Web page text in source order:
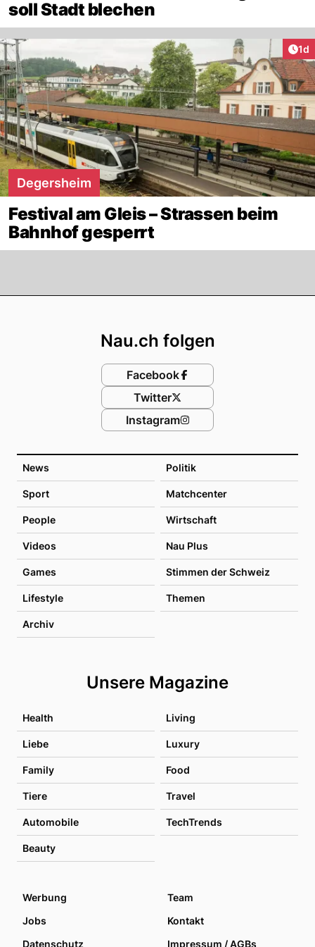
soll Stadt blechen
1d
Degersheim
Festival am Gleis – Strassen beim
Bahnhof gesperrt
News Politik
Sport Matchcenter
People Wirtschaft
Videos Nau Plus
Games Stimmen der Schweiz
Lifestyle Themen
Archiv
Unsere Magazine
Health Living
Liebe Luxury
Family Food
Tiere Travel
Automobile TechTrends
Beauty
Nau.ch folgen
Facebook
Twitter
Instagram
Werbung
Team
Jobs
Kontakt
Datenschutz
Impressum / AGBs